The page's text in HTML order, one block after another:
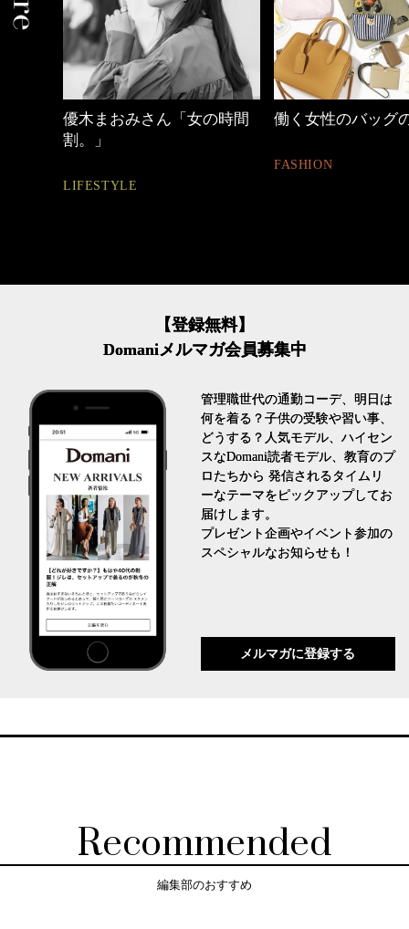
働く女性のバッグの中身 40代の小顔メイク
BEAUTY
【登録無料】
Domaniメルマガ会員募集中
管理職世代の通勤コーデ、明日は
何を着る？子供の受験や習い事、
どうする？人気モデル、ハイセン
スなDomani読者モデル、教育のプ
ロたちから 発信されるタイムリ
ーなテーマをピックアップしてお
届けします。
プレゼント企画やイベント参加の
スペシャルなお知らせも！
メルマガに登録する
Recommended
編集部のおすすめ